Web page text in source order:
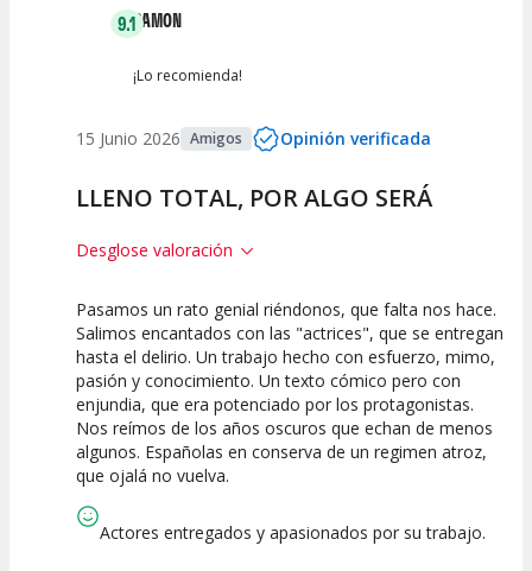
9.1RAMON
¡Lo recomienda!
15 Junio 2026 Amigos Opinión verificada
LLENO TOTAL, POR ALGO SERÁ
Desglose valoración
10
Calidad del
Espectáculo
7.5
Puesta en
Escena
10
Interpretación
artística
Pasamos un rato genial riéndonos, que falta nos hace.
Salimos encantados con las "actrices", que se entregan
hasta el delirio. Un trabajo hecho con esfuerzo, mimo,
pasión y conocimiento. Un texto cómico pero con
enjundia, que era potenciado por los protagonistas.
Nos reímos de los años oscuros que echan de menos
algunos. Españolas en conserva de un regimen atroz,
que ojalá no vuelva.
Actores entregados y apasionados por su trabajo.